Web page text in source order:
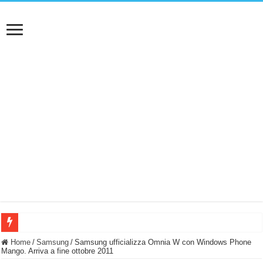
BASTA FATICARE! Questo robot tagliaerba lo appoggi e fa tutto lui! (Senza
Home / Samsung / Samsung ufficializza Omnia W con Windows Phone
Mango. Arriva a fine ottobre 2011